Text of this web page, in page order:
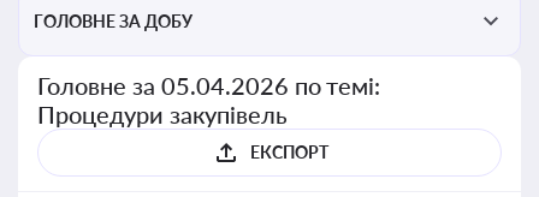
ГОЛОВНЕ ЗА ДОБУ
Головне за 05.04.2026 по темі:
Процедури закупівель
ЕКСПОРТ